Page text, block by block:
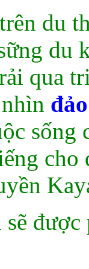
du
du
qua
cho
sẽ